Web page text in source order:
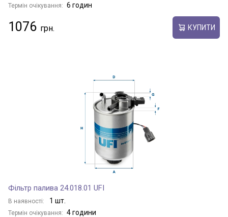
Термін очікування: 6 годин
1076 КУПИТИ
Фільтр палива 24.018.01 UFI
В наявності: 1 шт.
Термін очікування: 4 години